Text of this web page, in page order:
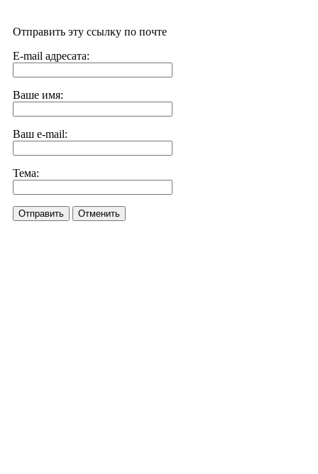
Отправить эту ссылку по почте
E-mail адресата:
Ваше имя:
Ваш e-mail:
Тема:
Отправить Отменить